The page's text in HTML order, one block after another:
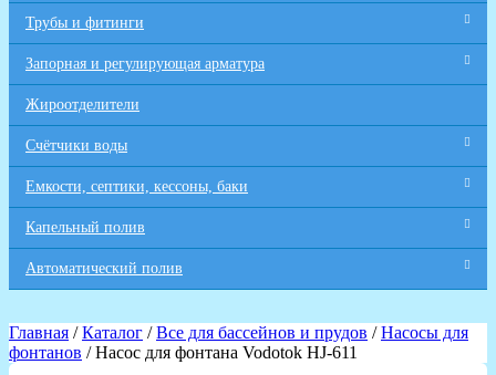
Трубы и фитинги
Запорная и регулирующая арматура
Жироотделители
Счётчики воды
Емкости, септики, кессоны, баки
Капельный полив
Автоматический полив
Главная /Каталог /Все для бaссейнов и прудов /Насосы для
фонтанов / Насос для фонтана Vodotok HJ-611